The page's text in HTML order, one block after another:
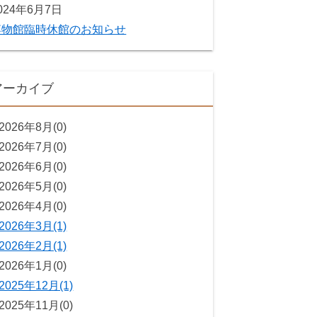
年6月7日
館臨時休館のお知らせ
ーカイブ
年8月(0)
年7月(0)
年6月(0)
年5月(0)
年4月(0)
年3月(1)
年2月(1)
年1月(0)
年12月(1)
年11月(0)